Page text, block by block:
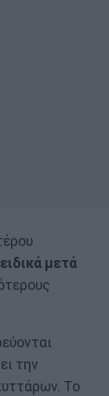
ειδικά μετά
την
Το